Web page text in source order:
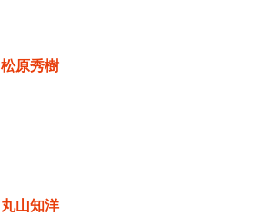
松原秀樹
丸山知洋